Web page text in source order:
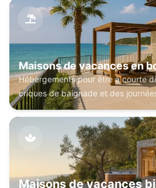
Maisons de vacances en
Hébergements pour être à courte
criques de baignade et des
Maisons de vacances